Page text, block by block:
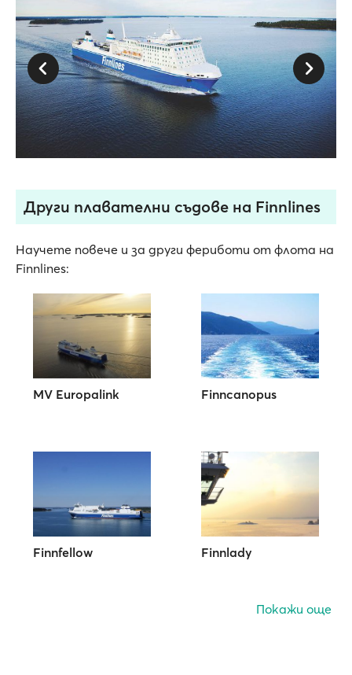
Други плавателни съдове на Finnlines
Научете повече и за други фериботи от флота на
Finnlines:
MV Europalink Finncanopus
Finnfellow Finnlady
Покажи още